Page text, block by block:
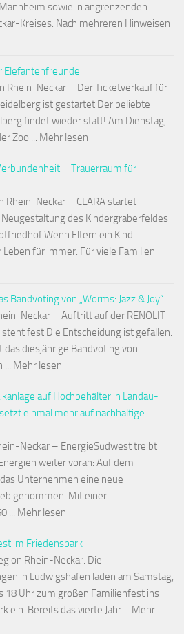
sowie in angrenzenden
Kreises. Nach mehreren Hinweisen
Elefantenfreunde
Rhein-Neckar – Der Ticketverkauf für
ist gestartet Der beliebte
findet wieder statt! Am Dienstag,
Zoo ... Mehr lesen
– Trauerraum für
Neckar – CLARA startet
des Kindergräberfeldes
Wenn Eltern ein Kind
für immer. Für viele Familien
Bandvoting von „Worms: Jazz & Joy“
Neckar – Auftritt auf der RENOLIT-
fest Die Entscheidung ist gefallen:
das diesjährige Bandvoting von
... Mehr lesen
auf Hochbehälter in Landau-
einmal mehr auf nachhaltige
Neckar – EnergieSüdwest treibt
weiter voran: Auf dem
Unternehmen eine neue
genommen. Mit einer
... Mehr lesen
im Friedenspark
Rhein-Neckar. Die
in Ludwigshafen laden am Samstag,
18 Uhr zum großen Familienfest ins
ein. Bereits das vierte Jahr ... Mehr